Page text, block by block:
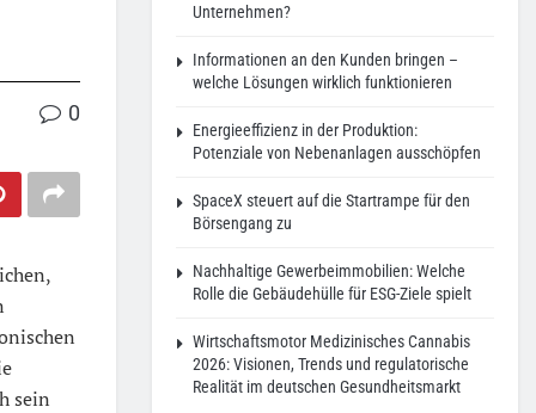
0
sein
Unternehmen?
Informationen an den Kunden bringen –
welche Lösungen wirklich funktionieren
Energieeffizienz in der Produktion:
Potenziale von Nebenanlagen ausschöpfen
SpaceX steuert auf die Startrampe für den
Börsengang zu
Nachhaltige Gewerbeimmobilien: Welche
Rolle die Gebäudehülle für ESG-Ziele spielt
Wirtschaftsmotor Medizinisches Cannabis
2026: Visionen, Trends und regulatorische
Realität im deutschen Gesundheitsmarkt